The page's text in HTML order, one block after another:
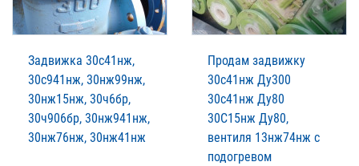
Задвижка 30с41нж,
30с941нж, 30нж99нж,
30нж15нж, 30ч6бр,
30ч906бр, 30нж941нж,
30нж76нж, 30нж41нж
Продам задвижку
30с41нж Ду300
30с41нж Ду80
30С15нж Ду80,
вентиля 13нж74нж с
подогревом